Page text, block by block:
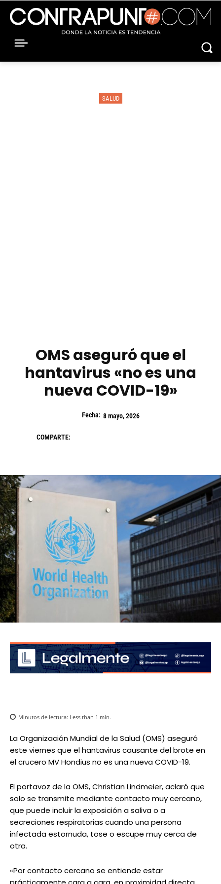
SALUD
OMS aseguró que el
hantavirus «no es una
nueva COVID-19»
Fecha: 8 mayo, 2026
COMPARTE:
Minutos de lectura: Less than 1 min.
La Organización Mundial de la Salud (OMS) aseguró
este viernes que el hantavirus causante del brote en
el crucero MV Hondius no es una nueva COVID-19.
El portavoz de la OMS, Christian Lindmeier, aclaró que
solo se transmite mediante contacto muy cercano,
que puede incluir la exposición a saliva o a
secreciones respiratorias cuando una persona
infectada estornuda, tose o escupe muy cerca de
otra.
«Por contacto cercano se entiende estar